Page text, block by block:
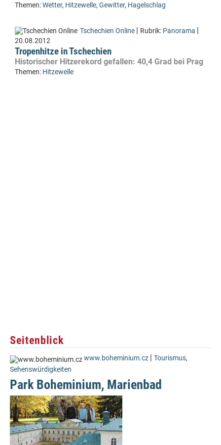
Themen:Wetter, Hitzewelle, Gewitter, Hagelschlag
Tschechien Online | Rubrik: Panorama |
20.08.2012
Tropenhitze in Tschechien
Historischer Hitzerekord gefallen: 40,4 Grad bei Prag
Themen: Hitzewelle
Seitenblick
www.boheminium.cz | Tourismus,
Sehenswürdigkeiten
Park Boheminium, Marienbad